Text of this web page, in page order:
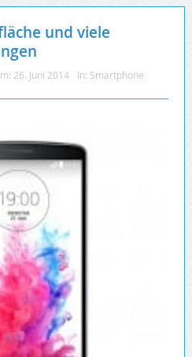
und viele
26. Juni 2014 In: Smartphone